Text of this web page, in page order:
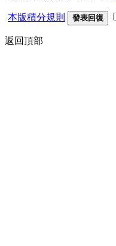
本版積分規則 發表回復
返回頂部